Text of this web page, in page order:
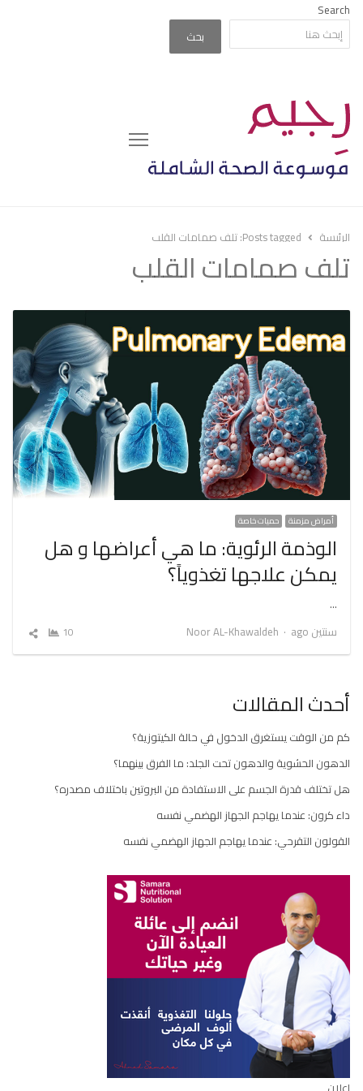
Search
بحث
Menu
الرئيسة Posts tagged: تلف صمامات القلب
تلف صمامات القلب
أمراض مزمنة حميات خاصة
الوذمة الرئوية: ما هي أعراضها و هل
يمكن علاجها تغذوياً؟
…
سنتين ago
Author
Noor AL-Khawaldeh
10
شارك
أحدث المقالات
كم من الوقت يستغرق الدخول في حالة الكيتوزية؟
الدهون الحشوية والدهون تحت الجلد: ما الفرق بينهما؟
هل تختلف قدرة الجسم على الاستفادة من البروتين باختلاف مصدره؟
داء كرون: عندما يهاجم الجهاز الهضمي نفسه
القولون التقرحي: عندما يهاجم الجهاز الهضمي نفسه